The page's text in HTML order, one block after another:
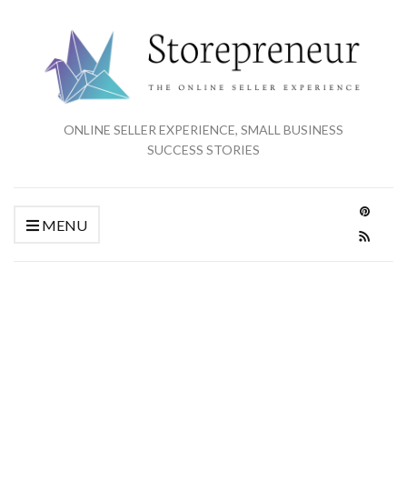
ONLINE SELLER EXPERIENCE, SMALL BUSINESS
SUCCESS STORIES
MENU